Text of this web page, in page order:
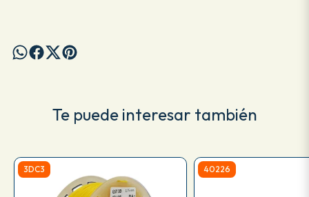
Te puede interesar también
3DC3 40226